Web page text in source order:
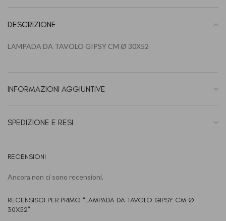
DESCRIZIONE
LAMPADA DA TAVOLO GIPSY CM Ø 30X52
INFORMAZIONI AGGIUNTIVE
SPEDIZIONE E RESI
RECENSIONI
Ancora non ci sono recensioni.
RECENSISCI PER PRIMO “LAMPADA DA TAVOLO GIPSY CM Ø
30X52”